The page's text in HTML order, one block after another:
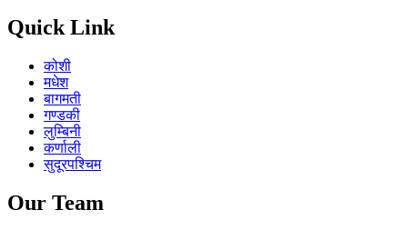
Quick Link
कोशी
मधेश
बागमती
गण्डकी
लुम्बिनी
कर्णाली
सुदूरपश्चिम
Our Team